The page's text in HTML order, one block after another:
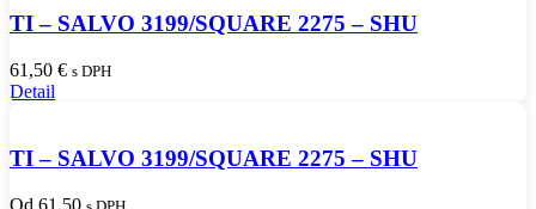
TI – SALVO 3199/SQUARE 2275 – SHU
61,50 € s DPH
Detail
TI – SALVO 3199/SQUARE 2275 – SHU
Od 61.50